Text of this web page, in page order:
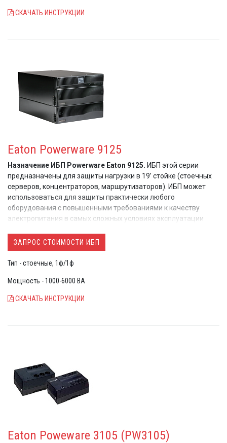
СКАЧАТЬ ИНСТРУКЦИИ
Eaton Powerware 9125
Назначение ИБП Powerware Eaton 9125. ИБП этой серии
предназначены для защиты нагрузки в 19’ стойке (стоечных
серверов, концентраторов, маршрутизаторов). ИБП может
использоваться для защиты практически любого
оборудования с повышенными требованиями к качеству
электропитания в самых сложных условиях эксплуатации
ЗАПРОС СТОИМОСТИ ИБП
Тип - стоечные, 1ф/1ф
Мощность - 1000-6000 ВА
СКАЧАТЬ ИНСТРУКЦИИ
Eaton Poweware 3105 (PW3105)